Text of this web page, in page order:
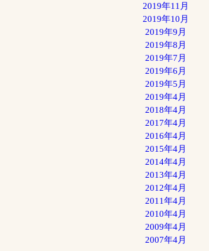
2019年11月
2019年10月
2019年9月
2019年8月
2019年7月
2019年6月
2019年5月
2019年4月
2018年4月
2017年4月
2016年4月
2015年4月
2014年4月
2013年4月
2012年4月
2011年4月
2010年4月
2009年4月
2007年4月